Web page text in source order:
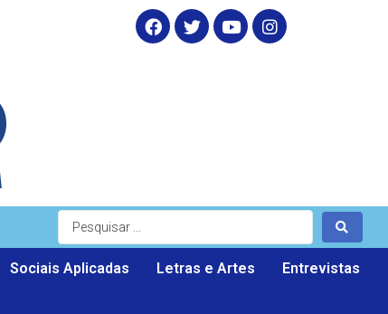
Sociais Aplicadas Letras e Artes Entrevistas